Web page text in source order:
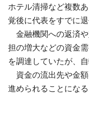
ホテル清掃など複数
覚後に代表をすでに退
金融機関への返済
担の増大などの資金
を調達していたが、
資金の流出先や金
進められることになる